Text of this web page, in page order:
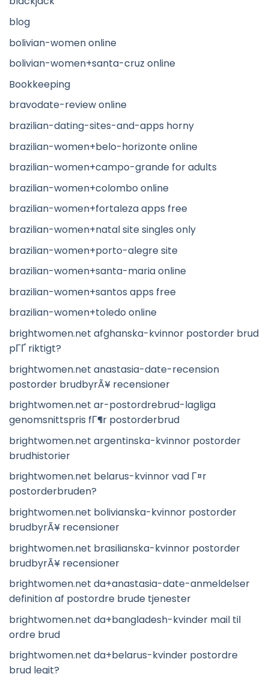
blog
bolivian-women online
bolivian-women+santa-cruz online
Bookkeeping
bravodate-review online
brazilian-dating-sites-and-apps horny
brazilian-women+belo-horizonte online
brazilian-women+campo-grande for adults
brazilian-women+colombo online
brazilian-women+fortaleza apps free
brazilian-women+natal site singles only
brazilian-women+porto-alegre site
brazilian-women+santa-maria online
brazilian-women+santos apps free
brazilian-women+toledo online
brightwomen.net afghanska-kvinnor postorder brud
pГҐ riktigt?
brightwomen.net anastasia-date-recension
postorder brudbyrÃ¥ recensioner
brightwomen.net ar-postordrebrud-lagliga
genomsnittspris fГ¶r postorderbrud
brightwomen.net argentinska-kvinnor postorder
brudhistorier
brightwomen.net belarus-kvinnor vad Г¤r
postorderbruden?
brightwomen.net bolivianska-kvinnor postorder
brudbyrÃ¥ recensioner
brightwomen.net brasilianska-kvinnor postorder
brudbyrÃ¥ recensioner
brightwomen.net da+anastasia-date-anmeldelser
definition af postordre brude tjenester
brightwomen.net da+bangladesh-kvinder mail til
ordre brud
brightwomen.net da+belarus-kvinder postordre
brud legit?